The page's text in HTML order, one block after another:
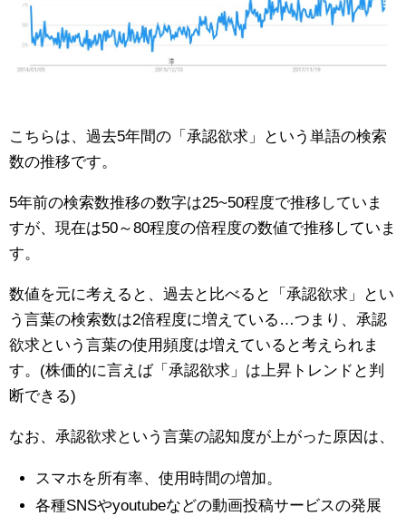
こちらは、過去5年間の「承認欲求」という単語の検索
数の推移です。
5年前の検索数推移の数字は25~50程度で推移していま
すが、現在は50～80程度の倍程度の数値で推移していま
す。
数値を元に考えると、過去と比べると「承認欲求」とい
う言葉の検索数は2倍程度に増えている…つまり、承認
欲求という言葉の使用頻度は増えていると考えられま
す。(株価的に言えば「承認欲求」は上昇トレンドと判
断できる)
なお、承認欲求という言葉の認知度が上がった原因は、
スマホを所有率、使用時間の増加。
各種SNSやyoutubeなどの動画投稿サービスの発展